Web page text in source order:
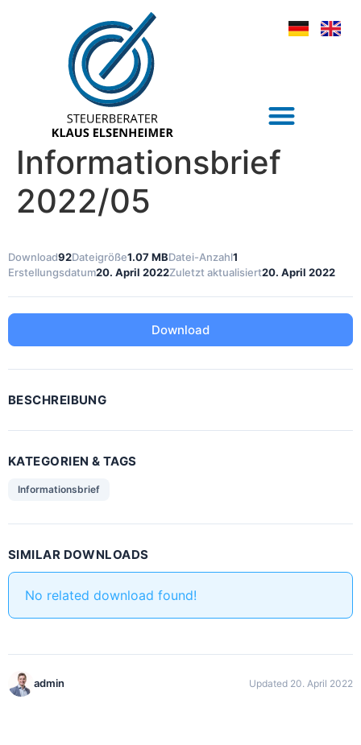
Informationsbrief
2022/05
Download92Dateigröße1.07 MBDatei-Anzahl1
Erstellungsdatum20. April 2022Zuletzt aktualisiert20. April 2022
Download
BESCHREIBUNG
KATEGORIEN & TAGS
Informationsbrief
SIMILAR DOWNLOADS
No related download found!
admin Updated 20. April 2022